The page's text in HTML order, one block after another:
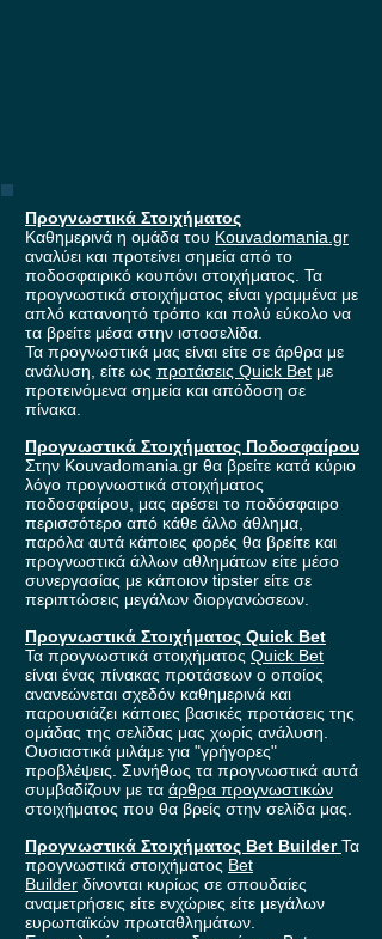
Προγνωστικά Στοιχήματος
Καθημερινά η ομάδα του Kouvadomania.gr
αναλύει και προτείνει σημεία από το
ποδοσφαιρικό κουπόνι στοιχήματος. Τα
προγνωστικά στοιχήματος είναι γραμμένα με
απλό κατανοητό τρόπο και πολύ εύκολο να
τα βρείτε μέσα στην ιστοσελίδα.
Τα προγνωστικά μας είναι είτε σε άρθρα με
ανάλυση, είτε ως προτάσεις Quick Bet με
προτεινόμενα σημεία και απόδοση σε
πίνακα.
Προγνωστικά Στοιχήματος Ποδοσφαίρου
Στην Kouvadomania.gr θα βρείτε κατά κύριο
λόγο προγνωστικά στοιχήματος
ποδοσφαίρου, μας αρέσει το ποδόσφαιρο
περισσότερο από κάθε άλλο άθλημα,
παρόλα αυτά κάποιες φορές θα βρείτε και
προγνωστικά άλλων αθλημάτων είτε μέσο
συνεργασίας με κάποιον tipster είτε σε
περιπτώσεις μεγάλων διοργανώσεων.
Προγνωστικά Στοιχήματος Quick Bet
Τα προγνωστικά στοιχήματος Quick Bet
είναι ένας πίνακας προτάσεων ο οποίος
ανανεώνεται σχεδόν καθημερινά και
παρουσιάζει κάποιες βασικές προτάσεις της
ομάδας της σελίδας μας χωρίς ανάλυση.
Ουσιαστικά μιλάμε για "γρήγορες"
προβλέψεις. Συνήθως τα προγνωστικά αυτά
συμβαδίζουν με τα άρθρα προγνωστικών
στοιχήματος που θα βρείς στην σελίδα μας.
Προγνωστικά Στοιχήματος Bet BuilderΤα
προγνωστικά στοιχήματος Bet
Builder δίνονται κυρίως σε σπουδαίες
αναμετρήσεις είτε ενχώριες είτε μεγάλων
ευρωπαϊκών πρωταθλημάτων.